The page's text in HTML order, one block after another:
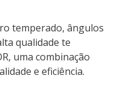
temperado, ângulos
qualidade te
uma combinação
e eficiência.